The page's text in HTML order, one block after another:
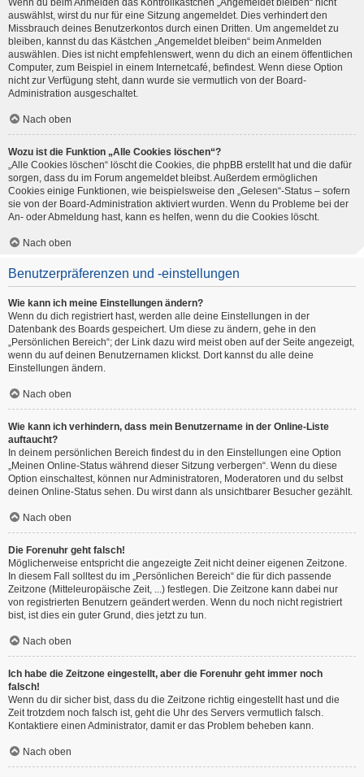
Wenn du beim Anmelden das Kontrollkästchen „Angemeldet bleiben“ nicht
auswählst, wirst du nur für eine Sitzung angemeldet. Dies verhindert den
Missbrauch deines Benutzerkontos durch einen Dritten. Um angemeldet zu
bleiben, kannst du das Kästchen „Angemeldet bleiben“ beim Anmelden
auswählen. Dies ist nicht empfehlenswert, wenn du dich an einem öffentlichen
Computer, zum Beispiel in einem Internetcafé, befindest. Wenn diese Option
nicht zur Verfügung steht, dann wurde sie vermutlich von der Board-
Administration ausgeschaltet.
Nach oben
Wozu ist die Funktion „Alle Cookies löschen“?
„Alle Cookies löschen“ löscht die Cookies, die phpBB erstellt hat und die dafür
sorgen, dass du im Forum angemeldet bleibst. Außerdem ermöglichen
Cookies einige Funktionen, wie beispielsweise den „Gelesen“-Status – sofern
sie von der Board-Administration aktiviert wurden. Wenn du Probleme bei der
An- oder Abmeldung hast, kann es helfen, wenn du die Cookies löscht.
Nach oben
Benutzerpräferenzen und -einstellungen
Wie kann ich meine Einstellungen ändern?
Wenn du dich registriert hast, werden alle deine Einstellungen in der
Datenbank des Boards gespeichert. Um diese zu ändern, gehe in den
„Persönlichen Bereich“; der Link dazu wird meist oben auf der Seite angezeigt,
wenn du auf deinen Benutzernamen klickst. Dort kannst du alle deine
Einstellungen ändern.
Nach oben
Wie kann ich verhindern, dass mein Benutzername in der Online-Liste
auftaucht?
In deinem persönlichen Bereich findest du in den Einstellungen eine Option
„Meinen Online-Status während dieser Sitzung verbergen“. Wenn du diese
Option einschaltest, können nur Administratoren, Moderatoren und du selbst
deinen Online-Status sehen. Du wirst dann als unsichtbarer Besucher gezählt.
Nach oben
Die Forenuhr geht falsch!
Möglicherweise entspricht die angezeigte Zeit nicht deiner eigenen Zeitzone.
In diesem Fall solltest du im „Persönlichen Bereich“ die für dich passende
Zeitzone (Mitteleuropäische Zeit, ...) festlegen. Die Zeitzone kann dabei nur
von registrierten Benutzern geändert werden. Wenn du noch nicht registriert
bist, ist dies ein guter Grund, dies jetzt zu tun.
Nach oben
Ich habe die Zeitzone eingestellt, aber die Forenuhr geht immer noch
falsch!
Wenn du dir sicher bist, dass du die Zeitzone richtig eingestellt hast und die
Zeit trotzdem noch falsch ist, geht die Uhr des Servers vermutlich falsch.
Kontaktiere einen Administrator, damit er das Problem beheben kann.
Nach oben